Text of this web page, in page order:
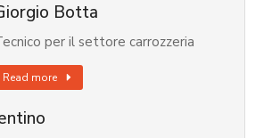
Botta
per il settore carrozzeria
Read more